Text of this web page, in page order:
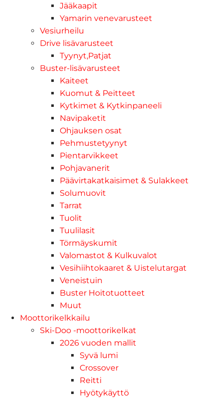
Jääkaapit
Yamarin venevarusteet
Vesiurheilu
Drive lisävarusteet
Tyynyt,Patjat
Buster-lisävarusteet
Kaiteet
Kuomut & Peitteet
Kytkimet & Kytkinpaneeli
Navipaketit
Ohjauksen osat
Pehmustetyynyt
Pientarvikkeet
Pohjavanerit
Päävirtakatkaisimet & Sulakkeet
Solumuovit
Tarrat
Tuolit
Tuulilasit
Törmäyskumit
Valomastot & Kulkuvalot
Vesihiihtokaaret & Uistelutargat
Veneistuin
Buster Hoitotuotteet
Muut
Moottorikelkkailu
Ski-Doo -moottorikelkat
2026 vuoden mallit
Syvä lumi
Crossover
Reitti
Hyötykäyttö